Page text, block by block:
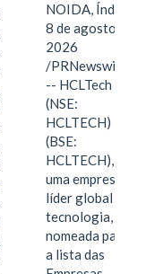
NOIDA, Índia,
8 de agosto de
2026
/PRNewswire/
-- HCLTech
(NSE:
HCLTECH)
(BSE:
HCLTECH),
uma empresa
líder global em
tecnologia, foi
nomeada para
a lista das